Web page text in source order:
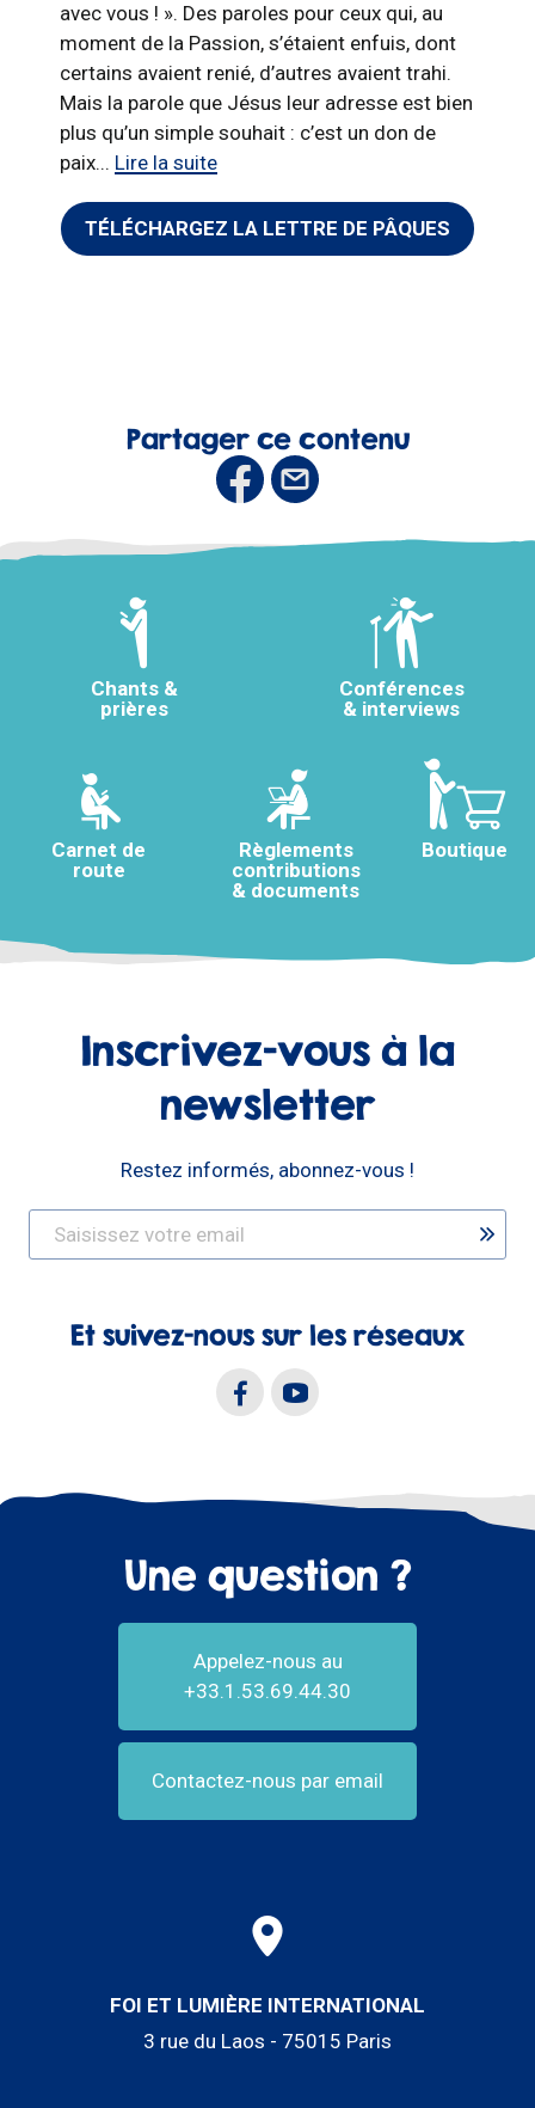
avec vous ! ». Des paroles pour ceux qui, au
moment de la Passion, s’étaient enfuis, dont
certains avaient renié, d’autres avaient trahi.
Mais la parole que Jésus leur adresse est bien
plus qu’un simple souhait : c’est un don de
paix... Lire la suite
TÉLÉCHARGEZ LA LETTRE DE PÂQUES
Partager ce contenu
Chants &
prières
Conférences
& interviews
Carnet de
route
Règlements
contributions
& documents
Boutique
Inscrivez-vous à la
newsletter
Restez informés, abonnez-vous !
Et suivez-nous sur les réseaux
Une question ?
Appelez-nous au
+33.1.53.69.44.30
Contactez-nous par email
FOI ET LUMIÈRE INTERNATIONAL
3 rue du Laos - 75015 Paris